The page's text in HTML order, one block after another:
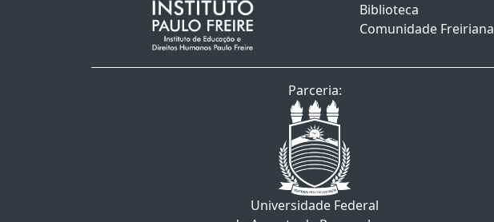
Biblioteca
Comunidade Freiriana
Parceria:
Universidade Federal